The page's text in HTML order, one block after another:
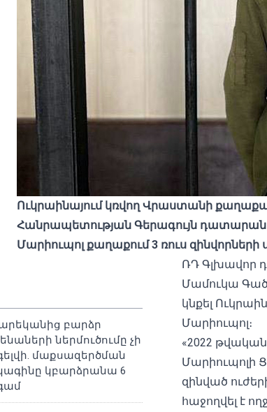
Ուկրաինայում կռվող Վրաստանի
Հանրապետության Գերագույն
Մարիուպոլ քաղաքում 3 ռուս զինվորների
բարձր
ներմուծումը չի
մաքսազերծման
կբարձրանա 6
ՌԴ Գլխավոր
Մամուկա
կնքել
Մարիուպոլ։
«2022
Մարիուպոլի
զինված
հաջողվել է